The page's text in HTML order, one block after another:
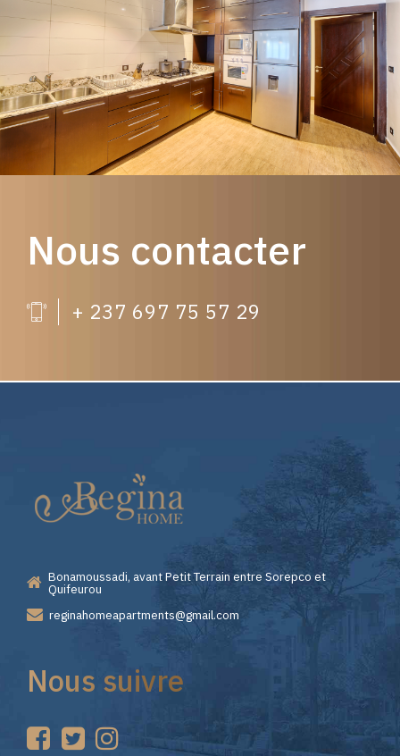
Nous contacter
+ 237 697 75 57 29
Casino
—
Premiers
Pas
sur
Choisir
Lizaro
Casino
pour
vos
Bonamoussadi, avant Petit Terrain entre Sorepco et
Quifeurou
reginahomeapartments@gmail.com
Nous suivre